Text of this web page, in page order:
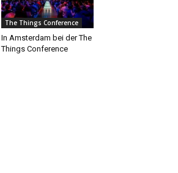
The Things Conference
In Amsterdam bei der The
Things Conference